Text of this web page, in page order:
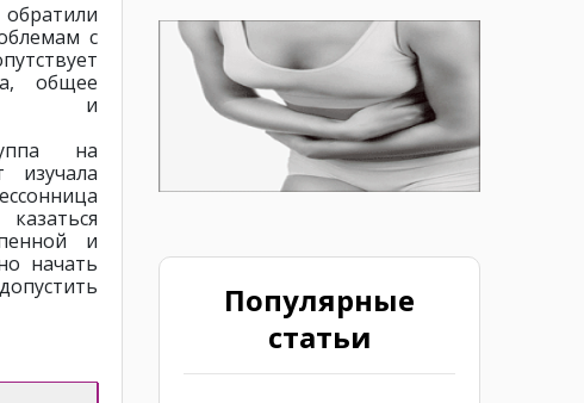
с
общее
и
на
изучала
и
начать
Популярные
статьи